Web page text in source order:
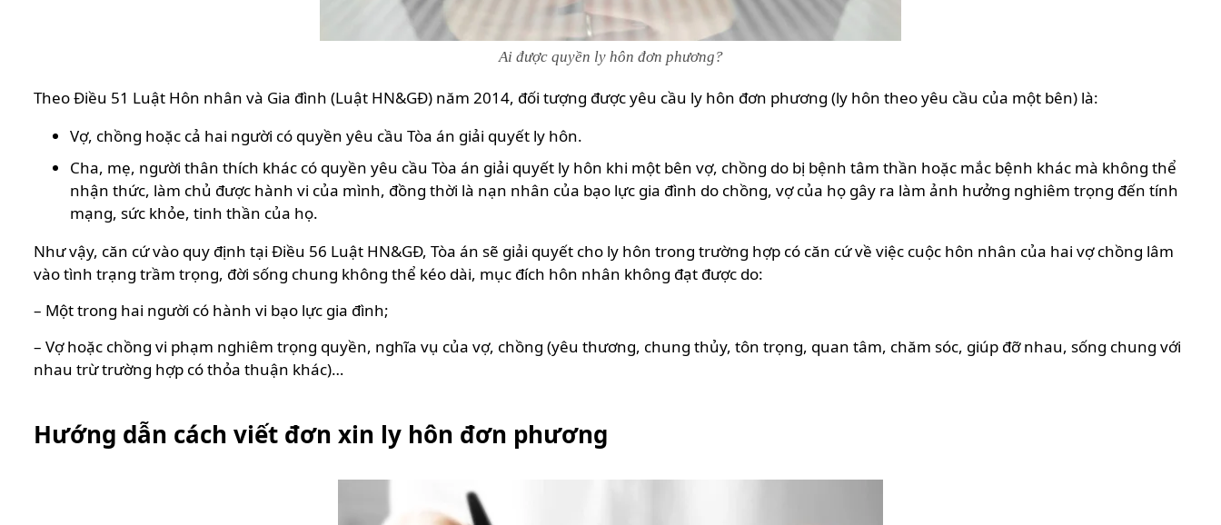
Ai được quyền ly hôn đơn phương?
Theo Điều 51 Luật Hôn nhân và Gia đình (Luật HN&GĐ) năm 2014, đối tượng được yêu cầu ly hôn đơn phương (ly hôn theo yêu cầu của một bên) là:
Vợ, chồng hoặc cả hai người có quyền yêu cầu Tòa án giải quyết ly hôn.
Cha, mẹ, người thân thích khác có quyền yêu cầu Tòa án giải quyết ly hôn khi một bên vợ, chồng do bị bệnh tâm thần hoặc mắc bệnh khác mà không thể
nhận thức, làm chủ được hành vi của mình, đồng thời là nạn nhân của bạo lực gia đình do chồng, vợ của họ gây ra làm ảnh hưởng nghiêm trọng đến tính
mạng, sức khỏe, tinh thần của họ.
Như vậy, căn cứ vào quy định tại Điều 56 Luật HN&GĐ, Tòa án sẽ giải quyết cho ly hôn trong trường hợp có căn cứ về việc cuộc hôn nhân của hai vợ chồng lâm
vào tình trạng trầm trọng, đời sống chung không thể kéo dài, mục đích hôn nhân không đạt được do:
– Một trong hai người có hành vi bạo lực gia đình;
– Vợ hoặc chồng vi phạm nghiêm trọng quyền, nghĩa vụ của vợ, chồng (yêu thương, chung thủy, tôn trọng, quan tâm, chăm sóc, giúp đỡ nhau, sống chung với
nhau trừ trường hợp có thỏa thuận khác)…
Hướng dẫn cách viết đơn xin ly hôn đơn phương